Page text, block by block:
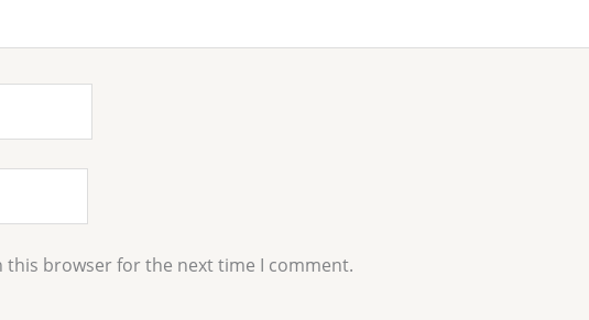
this browser for the next time I comment.